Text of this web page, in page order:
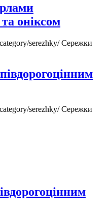
оніксом
serezhky/Сережки
serezhky/Сережки